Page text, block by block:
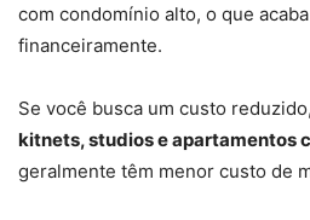
com condomínio alto, o que
financeiramente.
Se você busca um custo
kitnets, studios e apartamentos
geralmente têm menor custo de